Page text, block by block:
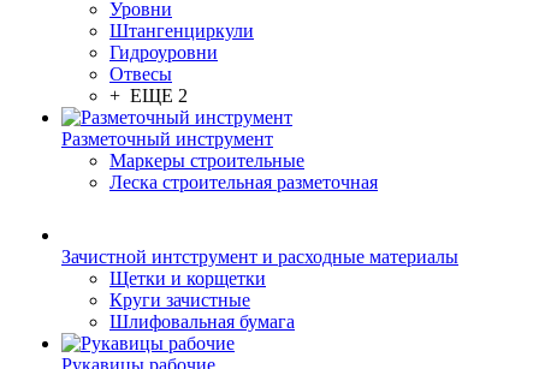
Уровни
Штангенциркули
Гидроуровни
Отвесы
+ ЕЩЕ 2
Разметочный инструмент
Маркеры строительные
Леска строительная разметочная
Зачистной интструмент и расходные материалы
Щетки и корщетки
Круги зачистные
Шлифовальная бумага
Рукавицы рабочие